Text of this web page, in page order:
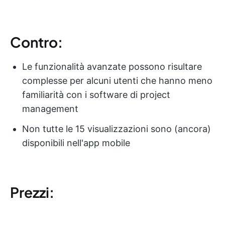
Contro:
Le funzionalità avanzate possono risultare
complesse per alcuni utenti che hanno meno
familiarità con i software di project
management
Non tutte le 15 visualizzazioni sono (ancora)
disponibili nell'app mobile
Prezzi: